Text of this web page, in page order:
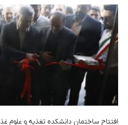
افتتاح ساختمان دانشکده تغذیه و علوم